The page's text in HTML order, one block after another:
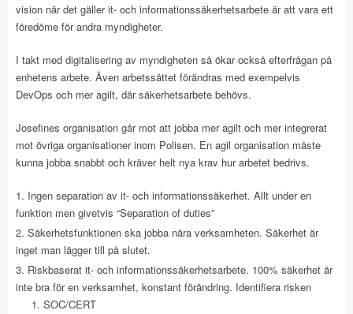
vision när det gäller it- och informationssäkerhetsarbete är att vara ett
föredöme för andra myndigheter.
I takt med digitalisering av myndigheten så ökar också efterfrågan på
enhetens arbete. Även arbetssättet förändras med exempelvis
DevOps och mer agilt, där säkerhetsarbete behövs.
Josefines organisation går mot att jobba mer agilt och mer integrerat
mot övriga organisationer inom Polisen. En agil organisation måste
kunna jobba snabbt och kräver helt nya krav hur arbetet bedrivs.
Ingen separation av it- och informationssäkerhet. Allt under en
funktion men givetvis “Separation of duties”
Säkerhetsfunktionen ska jobba nära verksamheten. Säkerhet är
inget man lägger till på slutet.
Riskbaserat it- och informationssäkerhetsarbete. 100% säkerhet är
inte bra för en verksamhet, konstant förändring. Identifiera risken
SOC/CERT